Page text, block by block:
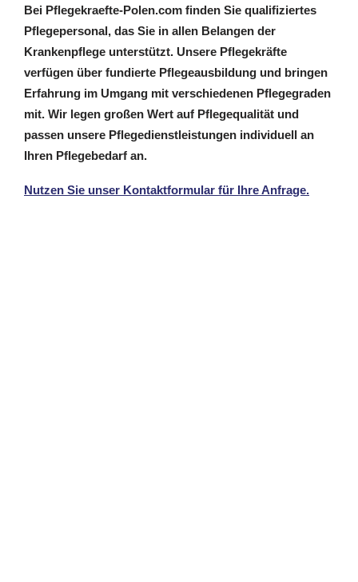
Bei Pflegekraefte-Polen.com finden Sie qualifiziertes
Pflegepersonal, das Sie in allen Belangen der
Krankenpflege unterstützt. Unsere Pflegekräfte
verfügen über fundierte Pflegeausbildung und bringen
Erfahrung im Umgang mit verschiedenen Pflegegraden
mit. Wir legen großen Wert auf Pflegequalität und
passen unsere Pflegedienstleistungen individuell an
Ihren Pflegebedarf an.
Nutzen Sie unser Kontaktformular für Ihre Anfrage.